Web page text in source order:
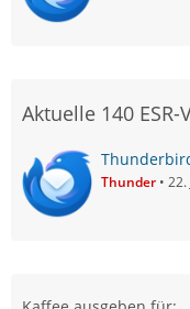
Aktuelle 140 ESR-
Thunder 22.